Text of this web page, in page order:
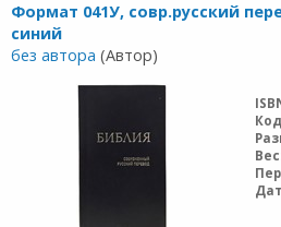
Формат 041У, совр.русский
синий
без автора (Автор)